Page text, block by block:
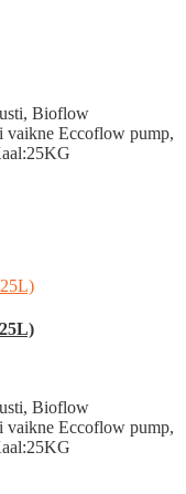
Bioflow
vaikne Eccoflow pump,
Bioflow
vaikne Eccoflow pump,